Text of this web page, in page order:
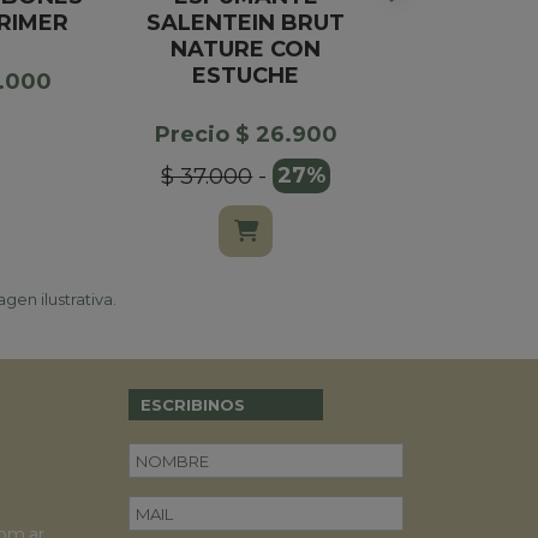
SALENTEIN BRUT
NATURE CON
ESTUCHE
Precio $ 26.900
$ 37.000- 27%
ilustrativa.
ESCRIBINOS